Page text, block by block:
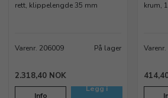
rett, klippelengde 35 mm
Varenr. 206009 På lager
2.318,40 NOK
Info
Legg i
krum,